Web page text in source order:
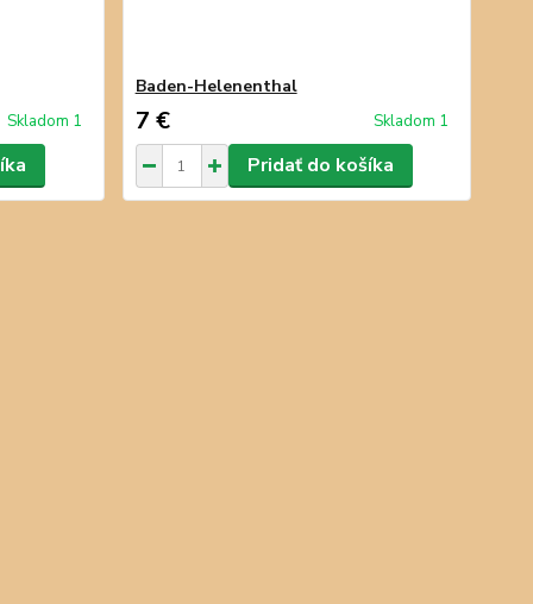
Skladom 1
Baden-Helenenthal
7 € Skladom 1
Pridať do košíka